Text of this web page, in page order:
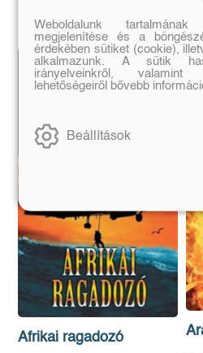
Afrikai ragadozó
Weboldalunk
megjelenítése és a
érdekében sütiket (cookie),
alkalmazunk. A sütik
irányelveinkről,
lehetőségeiről bővebb
Beállítások